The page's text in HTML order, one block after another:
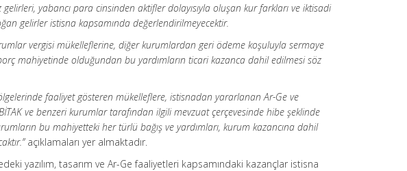
yabancı para cinsinden aktifler dolayısıyla oluşan kur farkları ve iktisadi
gelirler istisna kapsamında değerlendirilmeyecektir.
vergisi mükelleflerine, diğer kurumlardan geri ödeme koşuluyla sermaye
mahiyetinde olduğundan bu yardımların ticari kazanca dahil edilmesi söz
faaliyet gösteren mükelleflere, istisnadan yararlanan Ar-Ge ve
ve benzeri kurumlar tarafından ilgili mevzuat çerçevesinde hibe şeklinde
bu mahiyetteki her türlü bağış ve yardımları, kurum kazancına dahil
açıklamaları yer almaktadır.
yazılım, tasarım ve Ar-Ge faaliyetleri kapsamındaki kazançlar istisna